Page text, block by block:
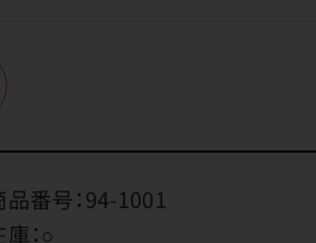
品番号：94-1001
：○